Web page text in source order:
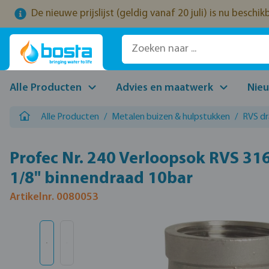
de hoofdinhoud
Ga naar de zoekopdracht
Ga naar de hoofdnavigatie
De nieuwe prijslijst (geldig vanaf 20 juli) is nu
Alle Producten Advies en maatwerk
Alle Producten / Metalen buizen & hulpstukken / RVS
Profec Nr. 240 Verloopsok RVS
1/8" binnendraad 10bar
Artikelnr. 0080053